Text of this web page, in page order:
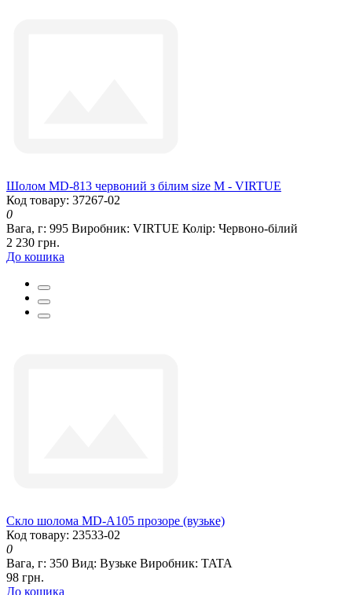
Шолом MD-813 червоний з білим size M - VIRTUE
Код товару: 37267-02
0
Вага, г: 995 Виробник: VIRTUE Колір: Червоно-білий
2 230 грн.
До кошика
Скло шолома MD-А105 прозоре (вузьке)
Код товару: 23533-02
0
Вага, г: 350 Вид: Вузьке Виробник: TATA
98 грн.
До кошика